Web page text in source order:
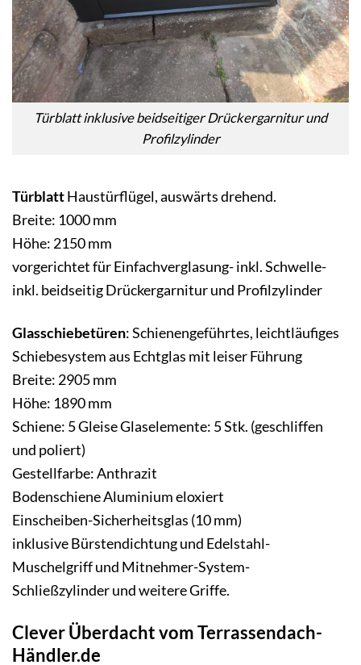
Türblatt inklusive beidseitiger Drückergarnitur und
Profilzylinder
TürblattHaustürflügel, auswärts drehend.
Breite: 1000 mm
Höhe: 2150 mm
vorgerichtet für Einfachverglasung- inkl. Schwelle-
inkl. beidseitig Drückergarnitur und Profilzylinder
Glasschiebetüren: Schienengeführtes, leichtläufiges
Schiebesystem aus Echtglas mit leiser Führung
Breite: 2905 mm
Höhe: 1890 mm
Schiene: 5 Gleise Glaselemente: 5 Stk. (geschliffen
und poliert)
Gestellfarbe: Anthrazit
Bodenschiene Aluminium eloxiert
Einscheiben-Sicherheitsglas (10 mm)
inklusive Bürstendichtung und Edelstahl-
Muschelgriff und Mitnehmer-System-
Schließzylinder und weitere Griffe.
Clever Überdacht vom Terrassendach-
Händler.de